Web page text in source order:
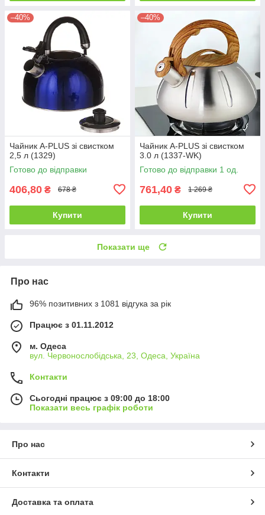
–40%
Чайник A-PLUS зі свистком
2,5 л (1329)
Готово до відправки
406,80 ₴ 678 ₴
Купити
–40%
Чайник A-PLUS зі свистком
3.0 л (1337-WK)
Готово до відправки 1 од.
761,40 ₴ 1 269 ₴
Купити
Показати ще
Про нас
96% позитивних з 1081 відгука за рік
Працює з 01.11.2012
м. Одеса
вул. Червонослобідська, 23, Одеса, Україна
Контакти
Сьогодні працює з 09:00 до 18:00
Показати весь графік роботи
Про нас
Контакти
Доставка та оплата